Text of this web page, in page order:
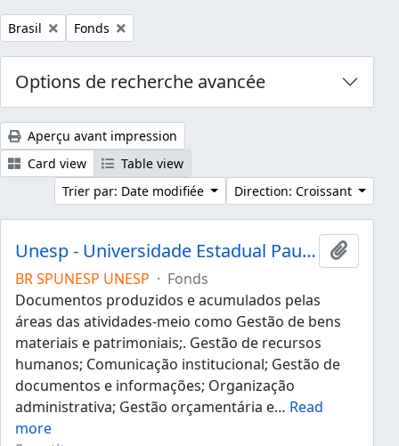
Remove filter:
Brasil Remove filter:
Fonds
Options de recherche avancée
Aperçu avant impression
Card view
Table view
Trier par: Date modifiée
Direction: Croissant
Unesp - Universidade Estadual Paulista "Júlio de Mesquita Filho"
Ajouter
BR SPUNESP UNESP · Fonds
Documentos produzidos e acumulados pelas
áreas das atividades-meio como Gestão de bens
materiais e patrimoniais;. Gestão de recursos
humanos; Comunicação institucional; Gestão de
documentos e informações; Organização
administrativa; Gestão orçamentária e… Read
more